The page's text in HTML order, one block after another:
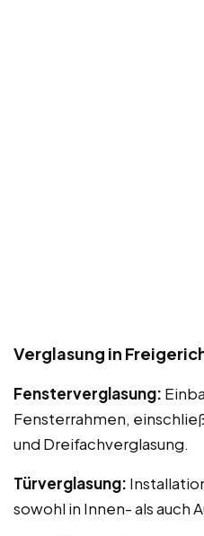
Verglasung in
Fensterverglasung:
Fensterrahmen,
und Dreifachverglasung.
Türverglasung:
sowohl in Innen- als auch